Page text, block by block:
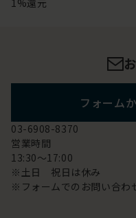
1%還元
フォーム
03-6908-8370
営業時間
13:30～17:00
※土日 祝日は休み
※フォームでのお問い合わ